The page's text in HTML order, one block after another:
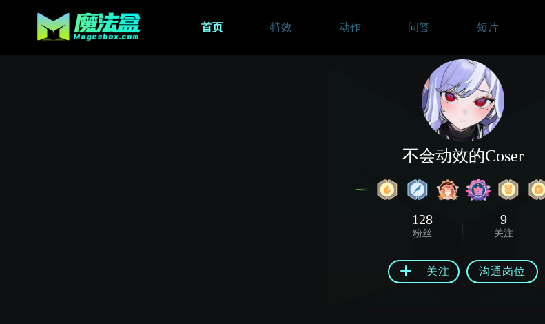
首页 特效 动作 问答 短片
不会动效的Coser
128
粉丝
9
关注
关注 沟通岗位